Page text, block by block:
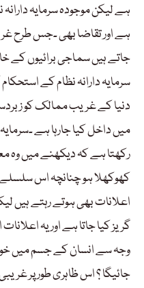
ہے لیکن موجودہ سرمایہ
ہے اور تقاضا بھی ۔جس طرح
جاتے ہیں سماجی برائیوں کے
سرمایہ دارانہ نظام کے
دنیا کے غریب ممالک کو
میں داخل کیا جارہا ہے
رکھتا ہے کہ دیکھنے میں وہ
کھوکھلا ہو چنانچہ اس سلسلے
اعلانات بھی ہوتے رہتے ہیں
گریز کیا جاتا ہے اور یہ
وجہ سے انسان کے جسم میں
جائیگا ؟ اس ظاہری طور پر